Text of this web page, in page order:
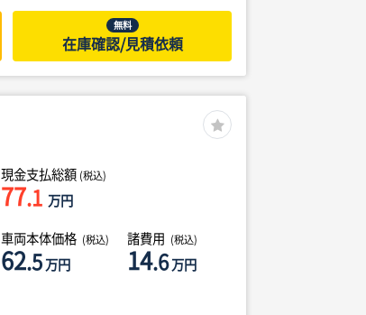
無料
在庫確認/見積依頼
現金支払総額 (税込)
77.1 万円
車両本体価格 (税込)
62.5万円
諸費用 (税込)
14.6万円